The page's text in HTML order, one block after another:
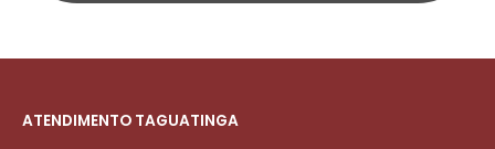
ATENDIMENTO TAGUATINGA